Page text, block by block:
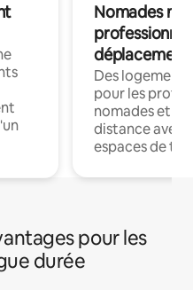
Nomades
déplacement
Des
pour les
nomades et
distance avec
espaces de
pour les
durée